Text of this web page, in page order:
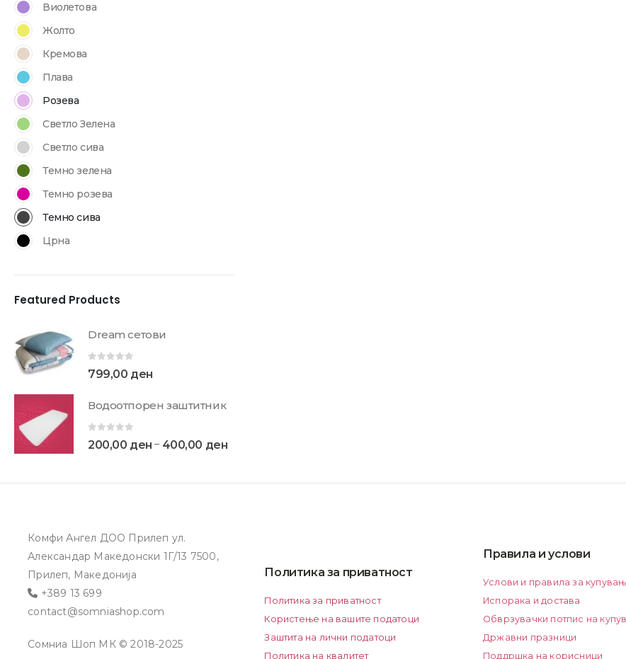
Виолетова
Жолто
Кремова
Плава
Розева
Светло Зелена
Светло сива
Темно зелена
Темно розева
Темно сива
Црна
Featured Products
Dream сетови
799,00 ден
Водоотпорен заштитник
200,00 ден – 400,00 ден
Комфи Ангел ДОО Прилеп ул.
Александар Македонски 1Г/13 7500,
Прилеп, Македонија
+389 13 699
contact@somniashop.com
Сомниа Шоп МК © 2018-2025
Политика за приватност
Политика за приватност
Користење на вашите податоци
Заштита на лични податоци
Политика на квалитет
Правила и услови
Услови и правила за
Испорака и достава
Обврзувачки потпис на
Државни празници
Поддршка на корисници